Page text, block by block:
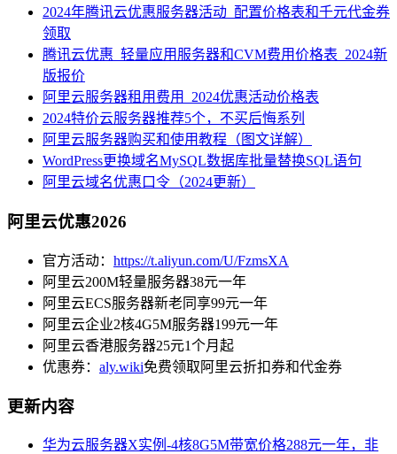
2024年腾讯云优惠服务器活动_配置价格表和千元代金券
领取
腾讯云优惠_轻量应用服务器和CVM费用价格表_2024新
版报价
阿里云服务器租用费用_2024优惠活动价格表
2024特价云服务器推荐5个，不买后悔系列
阿里云服务器购买和使用教程（图文详解）
WordPress更换域名MySQL数据库批量替换SQL语句
阿里云域名优惠口令（2024更新）
阿里云优惠2026
官方活动： https://t.aliyun.com/U/FzmsXA
阿里云200M轻量服务器38元一年
阿里云ECS服务器新老同享99元一年
阿里云企业2核4G5M服务器199元一年
阿里云香港服务器25元1个月起
优惠券： aly.wiki免费领取阿里云折扣券和代金券
更新内容
华为云服务器X实例-4核8G5M带宽价格288元一年，非